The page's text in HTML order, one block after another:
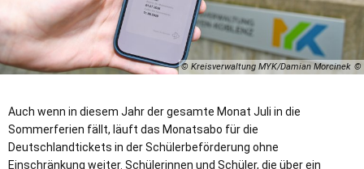
© Kreisverwaltung MYK/Damian Morcinek
Auch wenn in diesem Jahr der gesamte Monat Juli in die
Sommerferien fällt, läuft das Monatsabo für die
Deutschlandtickets in der Schülerbeförderung ohne
Einschränkung weiter. Schülerinnen und Schüler, die über ein